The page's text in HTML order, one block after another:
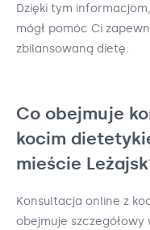
Dzięki tym
mógł pomóc Ci
zbilansowaną dietę.
Co obejmuje
kocim
mieście
Konsultacja online z
obejmuje